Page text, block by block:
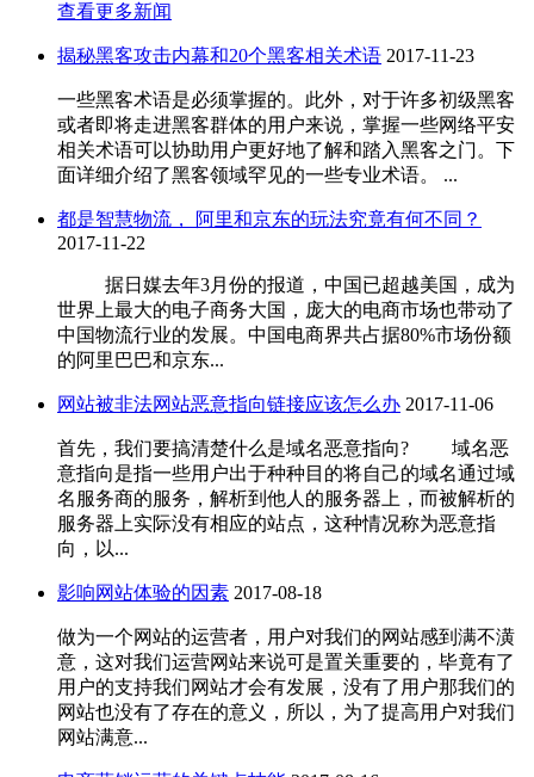
查看更多新闻
揭秘黑客攻击内幕和20个黑客相关术语 2017-11-23
一些黑客术语是必须掌握的。此外，对于许多初级黑客
或者即将走进黑客群体的用户来说，掌握一些网络平安
相关术语可以协助用户更好地了解和踏入黑客之门。下
面详细介绍了黑客领域罕见的一些专业术语。 ...
都是智慧物流， 阿里和京东的玩法究竟有何不同？
2017-11-22
据日媒去年3月份的报道，中国已超越美国，成为
世界上最大的电子商务大国，庞大的电商市场也带动了
中国物流行业的发展。中国电商界共占据80%市场份额
的阿里巴巴和京东...
网站被非法网站恶意指向链接应该怎么办 2017-11-06
首先，我们要搞清楚什么是域名恶意指向? 域名恶
意指向是指一些用户出于种种目的将自己的域名通过域
名服务商的服务，解析到他人的服务器上，而被解析的
服务器上实际没有相应的站点，这种情况称为恶意指
向，以...
影响网站体验的因素 2017-08-18
做为一个网站的运营者，用户对我们的网站感到满不潢
意，这对我们运营网站来说可是置关重要的，毕竟有了
用户的支持我们网站才会有发展，没有了用户那我们的
网站也没有了存在的意义，所以，为了提高用户对我们
网站满意...